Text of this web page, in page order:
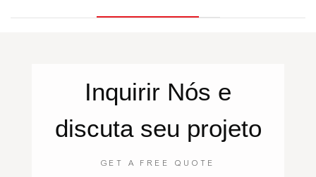
Inquirir Nós e
discuta seu projeto
GET A FREE QUOTE